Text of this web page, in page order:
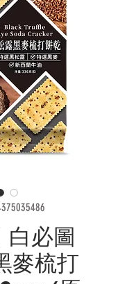
白必圖
麥梳打